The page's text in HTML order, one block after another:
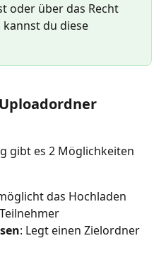
oder über das Recht
kannst du diese
gibt es 2 Möglichkeiten
das Hochladen
: Legt einen Zielordner